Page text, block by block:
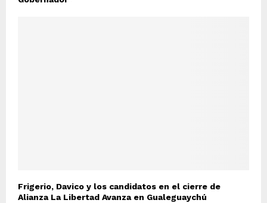
Frigerio, Davico y los candidatos en el cierre de
Alianza La Libertad Avanza en Gualeguaychú